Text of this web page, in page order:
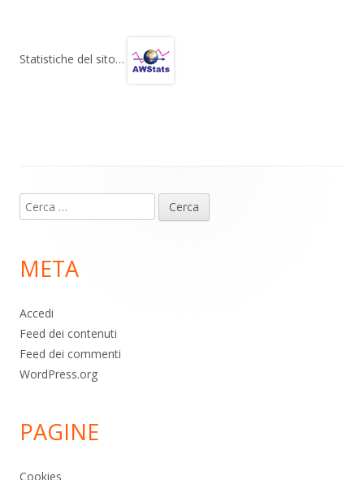
gr s b
Statistiche del sito…
piè
pagina
Ricerca
per:
META
Accedi
Feed dei contenuti
Feed dei commenti
WordPress.org
PAGINE
Cookies